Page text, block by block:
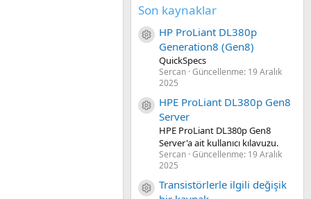
Son kaynaklar
Kaynak ikon/amblem
HP ProLiant DL380p
Generation8 (Gen8)
QuickSpecs
Sercan Güncellenme: 19 Aralık
2025
Kaynak ikon/amblem
HPE ProLiant DL380p Gen8
Server
HPE ProLiant DL380p Gen8
Server'a ait kullanıcı kılavuzu.
Sercan Güncellenme: 19 Aralık
2025
Kaynak ikon/amblem
Transistörlerle ilgili değişik